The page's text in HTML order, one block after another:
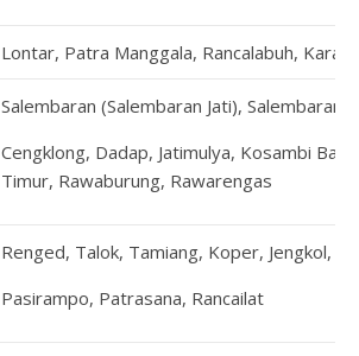
Lontar, Patra Manggala, Rancalabuh,
Salembaran (Salembaran Jati), Salembaran
Cengklong, Dadap, Jatimulya, Kosambi
Timur, Rawaburung, Rawarengas
Renged, Talok, Tamiang, Koper, Jengkol,
Pasirampo, Patrasana, Rancailat